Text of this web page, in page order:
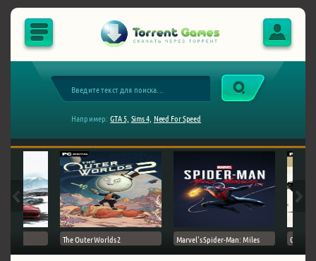
Например: GTA 5, Sims 4, Need For Speed
The Outer Worlds 2 Marvel's Spider-Man: Miles Ghost